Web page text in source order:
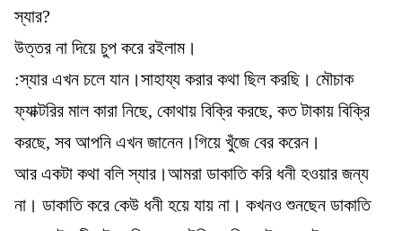
স্যার?
উত্তর না দিয়ে চুপ করে রইলাম।
:স্যার এখন চলে যান।সাহায্য করার কথা ছিল করছি। মৌচাক
ফ্যাক্টরির মাল কারা নিছে, কোথায় বিক্রি করছে, কত টাকায় বিক্রি
করছে, সব আপনি এখন জানেন।গিয়ে খুঁজে বের করেন।
আর একটা কথা বলি স্যার।আমরা ডাকাতি করি ধনী হওয়ার জন্য
না। ডাকাতি করে কেউ ধনী হয়ে যায় না। কখনও শুনছেন ডাকাতি